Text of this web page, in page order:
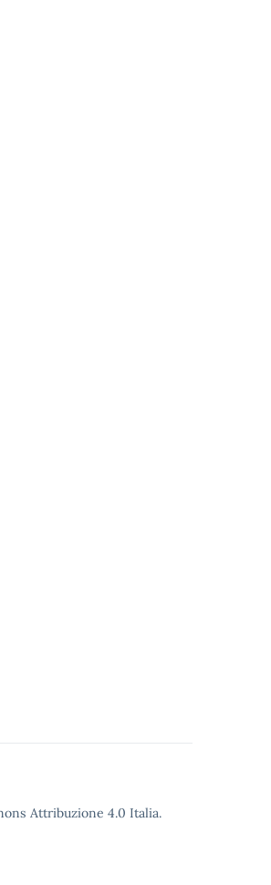
Attribuzione 4.0 Italia.